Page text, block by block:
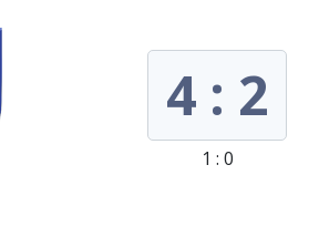
4 : 2
1 : 0